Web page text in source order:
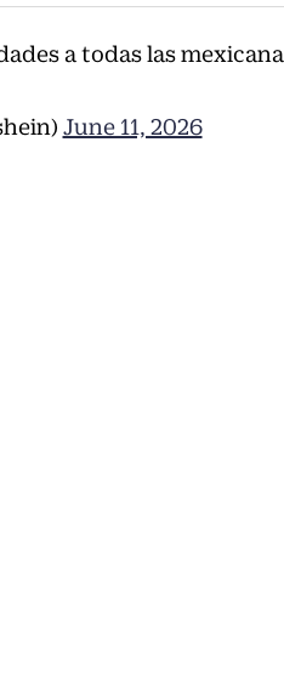
a todas las
June 11, 2026